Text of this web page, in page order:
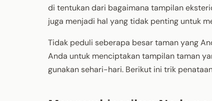
di tentukan dari bagaimana tampilan
juga menjadi hal yang tidak penting untuk
Tidak peduli seberapa besar taman yang
Anda untuk menciptakan tampilan taman
gunakan sehari-hari. Berikut ini trik